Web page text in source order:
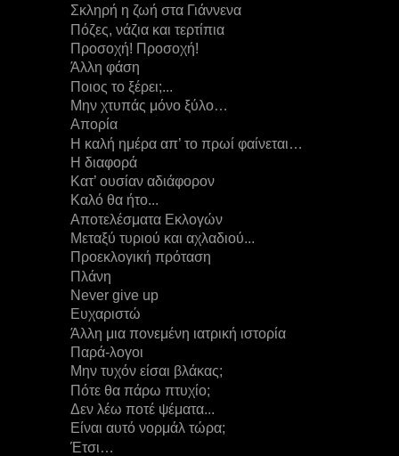
Σκληρή η ζωή στα Γιάννενα
Πόζες, νάζια και τερτίπια
Προσοχή! Προσοχή!
Άλλη φάση
Ποιος το ξέρει;...
Μην χτυπάς μόνο ξύλο…
Απορία
Η καλή ημέρα απ’ το πρωί φαίνεται…
Η διαφορά
Κατ’ ουσίαν αδιάφορον
Καλό θα ήτο...
Αποτελέσματα Εκλογών
Μεταξύ τυριού και αχλαδιού...
Προεκλογική πρόταση
Πλάνη
Never give up
Ευχαριστώ
Άλλη μια πονεμένη ιατρική ιστορία
Παρά-λογοι
Mην τυχόν είσαι βλάκας;
Πότε θα πάρω πτυχίο;
Δεν λέω ποτέ ψέματα...
Είναι αυτό νορμάλ τώρα;
Έτσι…